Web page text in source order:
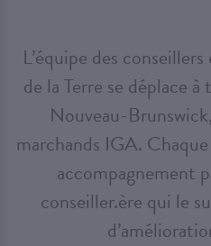
L’équipe des
de la Terre se déplace
Nouveau-
marchands IGA.
accompagnement
conseiller.ère qui le